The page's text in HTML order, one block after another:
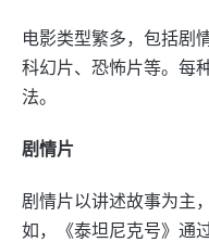
电影类型繁多，包括剧
科幻片、恐怖片等。每
法。
剧情片
剧情片以讲述故事为主
如，《泰坦尼克号》通